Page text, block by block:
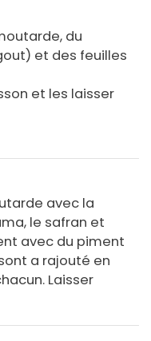
du
et des feuilles
et les laisser
avec la
le safran et
avec du piment
a rajouté en
Laisser